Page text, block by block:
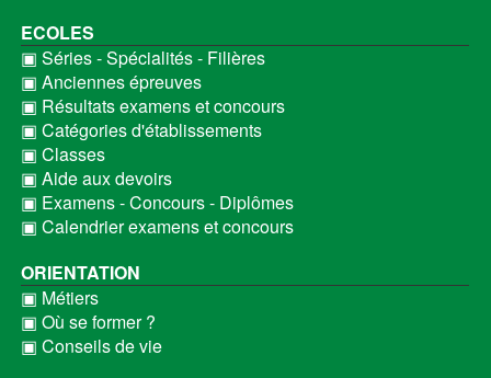
ECOLES
▣ Séries - Spécialités - Filières
▣ Anciennes épreuves
▣ Résultats examens et concours
▣ Catégories d'établissements
▣ Classes
▣ Aide aux devoirs
▣ Examens - Concours - Diplômes
▣ Calendrier examens et concours
ORIENTATION
▣ Métiers
▣ Où se former ?
▣ Conseils de vie